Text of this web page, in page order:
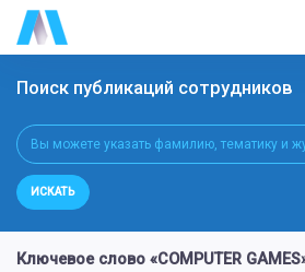
Поиск публикаций сотрудников
ИСКАТЬ
Ключевое слово «COMPUTER